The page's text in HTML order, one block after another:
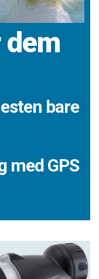
bare
med GPS